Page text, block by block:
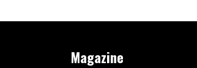
Magazine